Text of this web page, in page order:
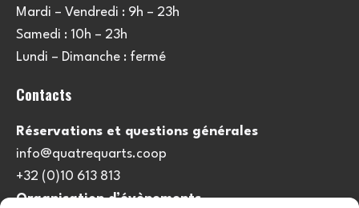
Mardi – Vendredi : 9h – 23h
Samedi : 10h – 23h
Lundi – Dimanche : fermé
Contacts
Réservations et questions générales
info@quatrequarts.coop
+32 (0)10 613 813
Organisation d’évènements